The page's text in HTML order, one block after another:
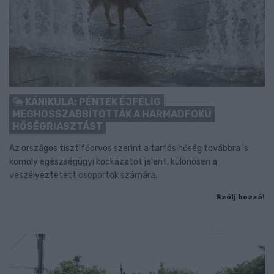
KÁNIKULA: PÉNTEK ÉJFÉLIG
MEGHOSSZABBÍTOTTÁK A HARMADFOKÚ
HŐSÉGRIASZTÁST
Az országos tisztifőorvos szerint a tartós hőség továbbra is
komoly egészségügyi kockázatot jelent, különösen a
veszélyeztetett csoportok számára.
Szólj hozzá!